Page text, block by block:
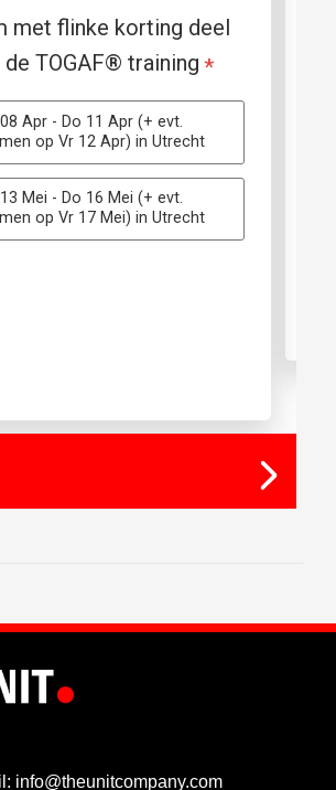
info@theunitcompany.com